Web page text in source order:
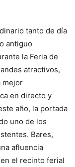
tanto de día
antiguo
la Feria de
atractivos,
mejor
en directo y
año, la portada
uno de los
Bares,
afluencia
el recinto ferial